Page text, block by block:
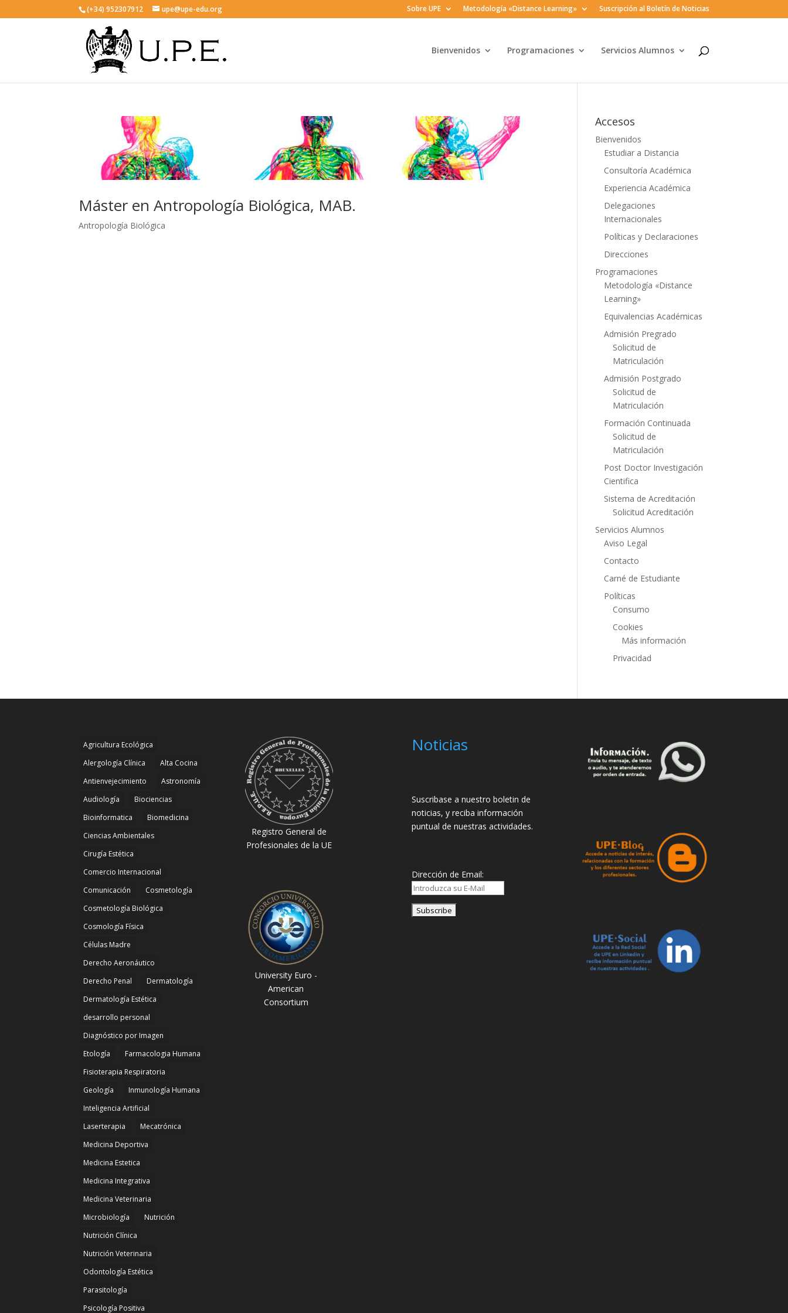
(+34) 952307912 upe@upe-edu.org Sobre UPE Metodología «Distance Learning» Suscripción al Boletín de Noticias
Bienvenidos Programaciones Servicios Alumnos
Máster en Antropología Biológica, MAB.
Antropología Biológica
Accesos
Bienvenidos
Estudiar a Distancia
Consultoría Académica
Experiencia Académica
Delegaciones
Internacionales
Políticas y Declaraciones
Direcciones
Programaciones
Metodología «Distance
Learning»
Equivalencias Académicas
Admisión Pregrado
Solicitud de
Matriculación
Admisión Postgrado
Solicitud de
Matriculación
Formación Continuada
Solicitud de
Matriculación
Post Doctor Investigación
Cientifica
Sistema de Acreditación
Solicitud Acreditación
Servicios Alumnos
Aviso Legal
Contacto
Carné de Estudiante
Políticas
Consumo
Cookies
Más información
Privacidad
Agricultura Ecológica
Alergología Clínica
Alta Cocina
Antienvejecimiento
Astronomía
Audiología
Biociencias
Bioinformatica
Biomedicina
Ciencias Ambientales
Cirugía Estética
Comercio Internacional
Comunicación
Cosmetología
Cosmetología Biológica
Cosmología Física
Células Madre
Derecho Aeronáutico
Derecho Penal
Dermatología
Dermatología Estética
desarrollo personal
Diagnóstico por Imagen
Etología
Farmacologia Humana
Fisioterapia Respiratoria
Geología
Inmunología Humana
Inteligencia Artificial
Laserterapia
Mecatrónica
Medicina Deportiva
Medicina Estetica
Medicina Integrativa
Medicina Veterinaria
Microbiología
Nutrición
Nutrición Clínica
Nutrición Veterinaria
Odontología Estética
Parasitología
Psicología Positiva
Registro General de
Profesionales de la UE
University Euro -
American
Consortium
Noticias
Suscribase a nuestro boletin de
noticias, y reciba información
puntual de nuestras actividades.
Dirección de Email: